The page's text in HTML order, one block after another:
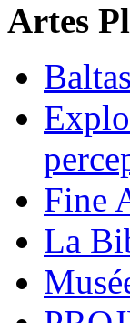
Artes
Fine
La